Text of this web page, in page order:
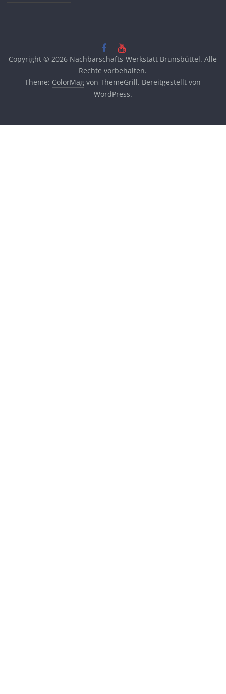
Copyright © 2026 Nachbarschafts-Werkstatt Brunsbüttel. Alle
Rechte vorbehalten.
Theme: ColorMag von ThemeGrill. Bereitgestellt von
WordPress.